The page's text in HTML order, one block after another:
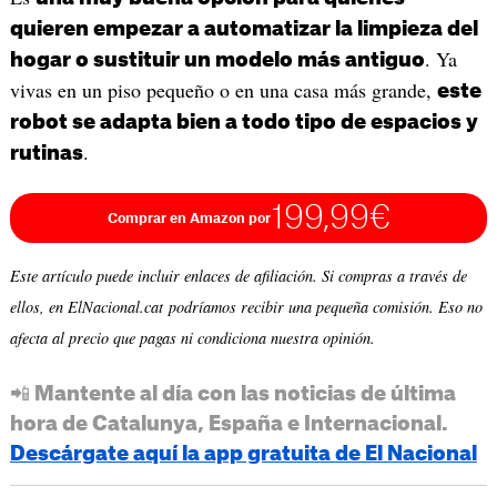
quieren empezar a automatizar la limpieza del
hogar o sustituir un modelo más antiguo. Ya
vivas en un piso pequeño o en una casa más grande, este
robot se adapta bien a todo tipo de espacios y
rutinas.
Comprar en Amazon por199,99€
Este artículo puede incluir enlaces de afiliación. Si compras a través de
ellos, en ElNacional.cat podríamos recibir una pequeña comisión. Eso no
afecta al precio que pagas ni condiciona nuestra opinión.
📲 Mantente al día con las noticias de última
hora de Catalunya, España e Internacional.
Descárgate aquí la app gratuita de El Nacional